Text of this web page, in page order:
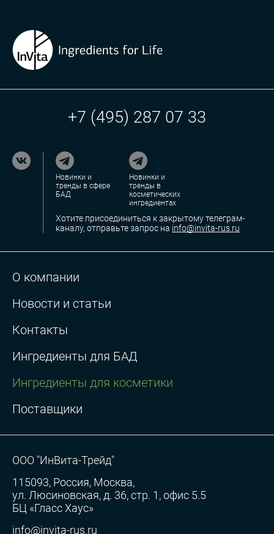
+7 (495) 287 07 33
Новинки и
тренды в сфере
БАД
Новинки и
тренды в
косметических
ингредиентах
Хотите присоединиться к закрытому телеграм-
каналу, отправьте запрос на info@invita-rus.ru
О компании
Новости и статьи
Контакты
Ингредиенты для БАД
Ингредиенты для косметики
Поставщики
ООО "ИнВита-Трейд"
115093, Россия, Москва,
ул. Люсиновская, д. 36, стр. 1, офис 5.5
БЦ «Гласс Хаус»
info@invita-rus.ru